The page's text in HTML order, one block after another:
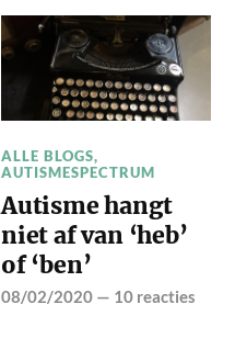
ALLE BLOGS,
AUTISMESPECTRUM
Autisme hangt
niet af van ‘heb’
of ‘ben’
08/02/2020 — 10 reacties